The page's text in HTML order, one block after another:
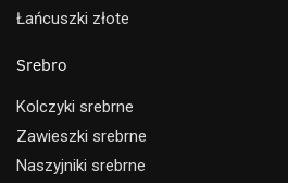
Łańcuszki złote
Srebro
Kolczyki srebrne
Zawieszki srebrne
Naszyjniki srebrne